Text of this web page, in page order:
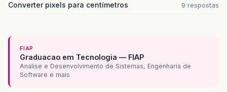
Converter pixels para centímetros 9 respostas
FIAP
Graduacao em Tecnologia — FIAP
Analise e Desenvolvimento de Sistemas, Engenharia de
Software e mais